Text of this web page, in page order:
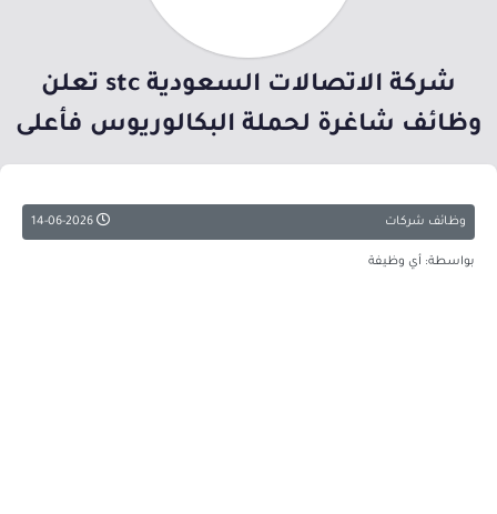
شركة الاتصالات السعودية stc تعلن
وظائف شاغرة لحملة البكالوريوس فأعلى
وظائف شركات
بواسطة: أي وظيفة